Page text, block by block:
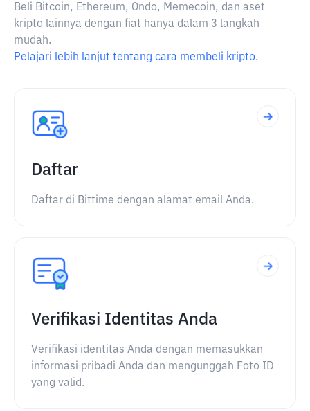
Beli Bitcoin, Ethereum, Ondo, Memecoin, dan aset
kripto lainnya dengan fiat hanya dalam 3 langkah
mudah.
Pelajari lebih lanjut tentang cara membeli kripto.
Daftar
Daftar di Bittime dengan alamat email Anda.
Verifikasi Identitas Anda
Verifikasi identitas Anda dengan memasukkan
informasi pribadi Anda dan mengunggah Foto ID
yang valid.